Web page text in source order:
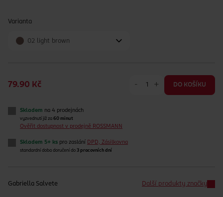
Varianta
02 light brown
79.90 Kč - + DO KOŠÍKU
Skladem na 4 prodejnách
vyzvednutí již za 60 minut
Ověřit dostupnost v prodejně ROSSMANN
Skladem 5+ ks pro zaslání DPD, Zásilkovna
standardní doba doručení do 3 pracovních dní
Gabriella Salvete Další produkty značky